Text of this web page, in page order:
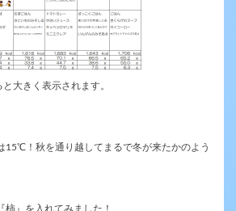
大きく表示されます。
15℃！秋を通り越してまるで冬が来たかのよう
柿』を入れてみました！